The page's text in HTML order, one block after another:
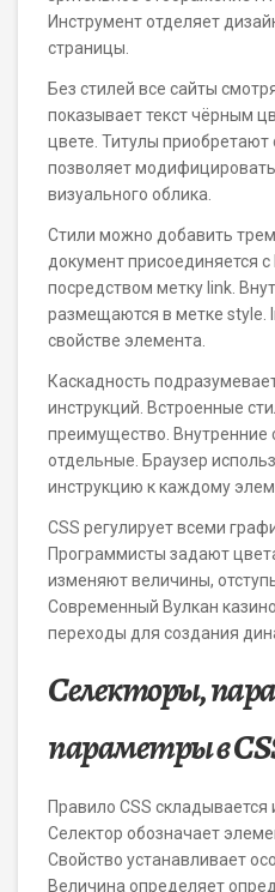
Инструмент отделяет
страницы.
Без стилей все сайты
показывает текст чёрным
цвете. Титулы
позволяет
визуального облика.
Стили можно добавить
документ присоединяется
посредством метку link.
размещаются в метке style.
свойстве элемента.
Каскадность
инструкций. Встроенные
преимущество. Внутренние
отдельные. Браузер
инструкцию к каждому
CSS регулирует всеми
Программисты задают
изменяют величины,
Современный Вулкан
переходы для создания
Селекторы,
параметры в
Правило CSS складывается
Селектор обозначает
Свойство устанавливает
Величина определяет